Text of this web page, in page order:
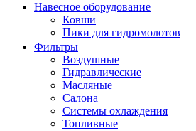
Навесное оборудование
Ковши
Пики для гидромолотов
Фильтры
Воздушные
Гидравлические
Масляные
Салона
Системы охлаждения
Топливные